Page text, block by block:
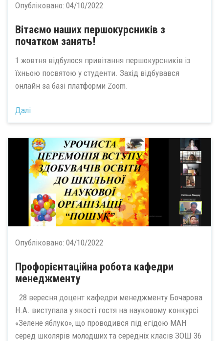
Опубліковано: 04/10/2022
Вітаємо наших першокурсників з
початком занять!
1 жовтня відбулося привітання першокурсників із
їхньою посвятою у студенти. Захід відбувався
онлайн за базі платформи Zoom.
Далі
Опубліковано: 04/10/2022
Профорієнтаційна робота кафедри
менеджменту
28 вересня доцент кафедри менеджменту Бочарова
Н.А. виступала у якості гостя на науковому конкурсі
«Зелене яблуко», що проводився під егідою МАН
серед школярів молодших та середніх класів ЗОШ 36